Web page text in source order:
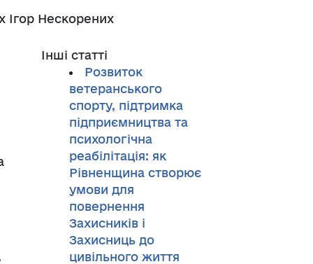
Ігор Нескорених
Інші статті
Розвиток
ветеранського
спорту, підтримка
підприємництва та
психологічна
реабілітація: як
Рівненщина створює
умови для
повернення
Захисників і
Захисниць до
цивільного життя